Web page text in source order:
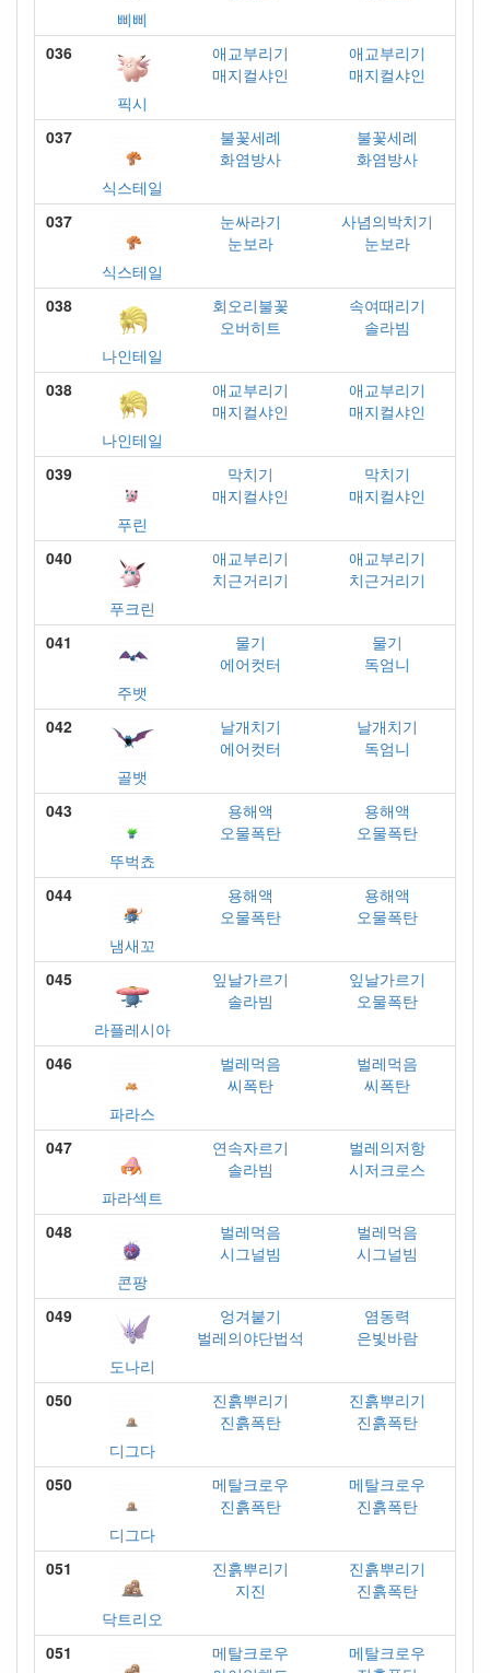
삐삐
036
픽시
애교부리기
매지컬샤인
애교부리기
매지컬샤인
037
식스테일
불꽃세례
화염방사
불꽃세례
화염방사
037
식스테일
눈싸라기
눈보라
사념의박치기
눈보라
038
나인테일
회오리불꽃
오버히트
속여때리기
솔라빔
038
나인테일
애교부리기
매지컬샤인
애교부리기
매지컬샤인
039
푸린
막치기
매지컬샤인
막치기
매지컬샤인
040
푸크린
애교부리기
치근거리기
애교부리기
치근거리기
041
주뱃
물기
에어컷터
물기
독엄니
042
골뱃
날개치기
에어컷터
날개치기
독엄니
043
뚜벅쵸
용해액
오물폭탄
용해액
오물폭탄
044
냄새꼬
용해액
오물폭탄
용해액
오물폭탄
045
라플레시아
잎날가르기
솔라빔
잎날가르기
오물폭탄
046
파라스
벌레먹음
씨폭탄
벌레먹음
씨폭탄
047
파라섹트
연속자르기
솔라빔
벌레의저항
시저크로스
048
콘팡
벌레먹음
시그널빔
벌레먹음
시그널빔
049
도나리
엉겨붙기
벌레의야단법석
염동력
은빛바람
050
디그다
진흙뿌리기
진흙폭탄
진흙뿌리기
진흙폭탄
050
디그다
메탈크로우
진흙폭탄
메탈크로우
진흙폭탄
051
닥트리오
진흙뿌리기
지진
진흙뿌리기
진흙폭탄
051
메탈크로우
메탈크로우